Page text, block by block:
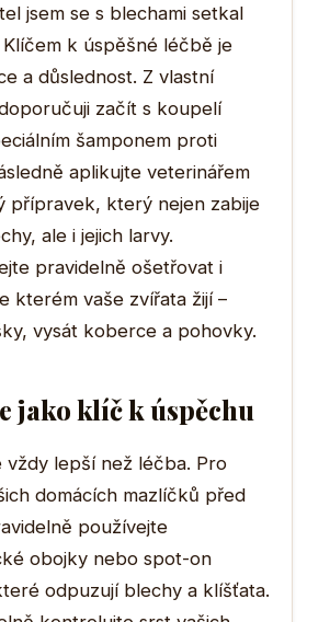
jsem se s blechami setkal
k úspěšné léčbě je
a důslednost. Z vlastní
začít s koupelí
šamponem proti
aplikujte veterinářem
přípravek, který nejen zabije
ale i jejich larvy.
pravidelně ošetřovat i
kterém vaše zvířata žijí –
vysát koberce a pohovky.
jako klíč k úspěchu
vždy lepší než léčba. Pro
domácích mazlíčků před
používejte
obojky nebo spot-on
odpuzují blechy a klíšťata.